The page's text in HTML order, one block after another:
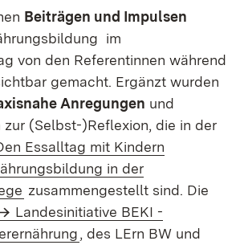
Beiträgen und Impulsen
im
von den Referentinnen während
gemacht. Ergänzt wurden
Anregungen und
zur (Selbst-)Reflexion, die in der
Essalltag mit Kindern
in der
(Öffnet in neuem Fenster)
zusammengestellt sind. Die
Landesinitiative BEKI -
, des LErn BW und